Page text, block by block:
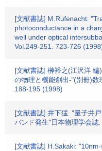
[文献書誌] M.Rufenacht:
photoconductance in a
well under optical
Vol.249-251. 723-726
[文献書誌] 榊裕之(江沢洋
の物理と機能創出-"(別冊)数
188-195 (1998)
[文献書誌] 井下猛: "量子井
バンド発生"日本物理学会
[文献書誌] H.Sakaki: